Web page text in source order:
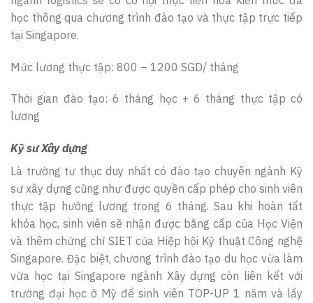
học thông qua chương trình đào tạo và thực tập trực tiếp
tại Singapore.
Mức lương thực tập: 800 – 1200 SGD/ tháng
Thời gian đào tạo: 6 tháng học + 6 tháng thực tập có
lương
Kỹ sư Xây dựng
Là trường tư thục duy nhất có đào tạo chuyên ngành Kỹ
sư xây dựng cũng như được quyền cấp phép cho sinh viên
thực tập hưởng lương trong 6 tháng. Sau khi hoàn tất
khóa học, sinh viên sẽ nhận được bằng cấp của Học Viện
và thêm chứng chỉ SIET của Hiệp hội Kỹ thuật Công nghệ
Singapore. Đặc biệt, chương trình đào tạo du học vừa làm
vừa học tại Singapore ngành Xây dựng còn liên kết với
trường đại học ở Mỹ để sinh viên TOP-UP 1 năm và lấy